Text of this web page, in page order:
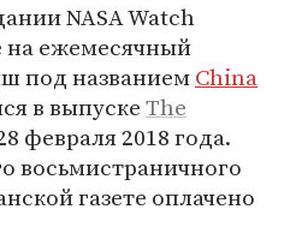
NASA Watch
на ежемесячный
под названиемChina
в выпускеThe
февраля 2018 года.
восьмистраничного
газете оплачено